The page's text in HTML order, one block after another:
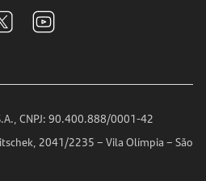
CNPJ: 90.400.888/0001-42
2041/2235 – Vila Olímpia – São